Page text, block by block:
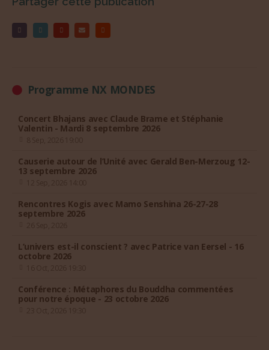
Programme NX MONDES
Concert Bhajans avec Claude Brame et Stéphanie
Valentin - Mardi 8 septembre 2026
Causerie autour de l’Unité avec Gerald Ben-Merzoug 12-
13 septembre 2026
Rencontres Kogis avec Mamo Senshina 26-27-28
septembre 2026
L’univers est-il conscient ? avec Patrice van Eersel - 16
octobre 2026
Conférence : Métaphores du Bouddha commentées
pour notre époque - 23 octobre 2026